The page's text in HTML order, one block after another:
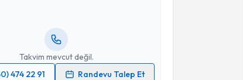
Takvim mevcut değil.
474 22 91
Randevu Talep Et